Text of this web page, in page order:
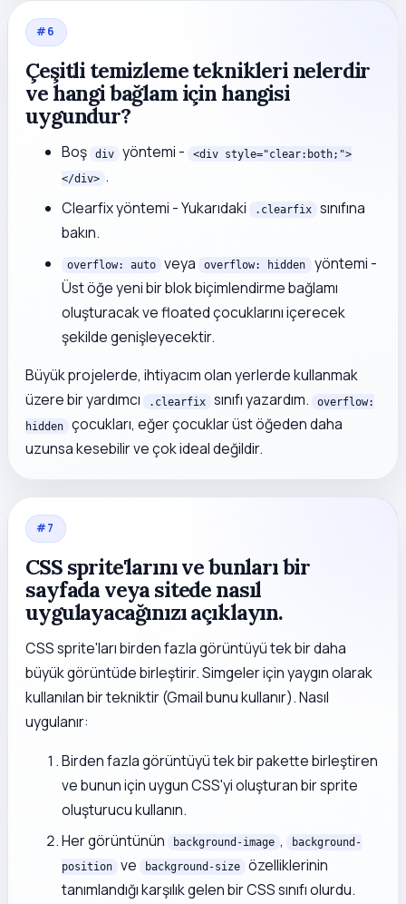
#6
Çeşitli temizleme teknikleri nelerdir
ve hangi bağlam için hangisi
uygundur?
Boş div yöntemi -
<div style="clear:both;">
</div> .
Clearfix yöntemi - Yukarıdaki
.clearfix
sınıfına
bakın.
overflow: auto veya overflow: hidden
yöntemi -
Üst öğe yeni bir blok biçimlendirme bağlamı
oluşturacak ve floated çocuklarını içerecek
şekilde genişleyecektir.
Büyük projelerde, ihtiyacım olan yerlerde kullanmak
üzere bir yardımcı
.clearfix sınıfı yazardım.
overflow:
hidden
çocukları, eğer çocuklar üst öğeden daha
uzunsa kesebilir ve çok ideal değildir.
#7
CSS sprite'larını ve bunları bir
sayfada veya sitede nasıl
uygulayacağınızı açıklayın.
CSS sprite'ları birden fazla görüntüyü tek bir daha
büyük görüntüde birleştirir. Simgeler için yaygın olarak
kullanılan bir tekniktir (Gmail bunu kullanır). Nasıl
uygulanır:
Birden fazla görüntüyü tek bir pakette birleştiren
ve bunun için uygun CSS'yi oluşturan bir sprite
oluşturucu kullanın.
Her görüntünün
background-image ,
background-
position
ve background-size
özelliklerinin
tanımlandığı karşılık gelen bir CSS sınıfı olurdu.